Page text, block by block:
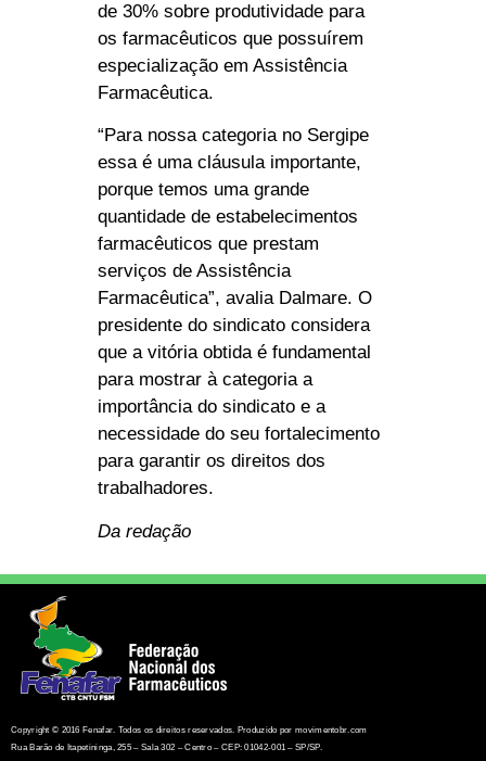
de 30% sobre produtividade para
os farmacêuticos que possuírem
especialização em Assistência
Farmacêutica.
“Para nossa categoria no Sergipe
essa é uma cláusula importante,
porque temos uma grande
quantidade de estabelecimentos
farmacêuticos que prestam
serviços de Assistência
Farmacêutica”, avalia Dalmare. O
presidente do sindicato considera
que a vitória obtida é fundamental
para mostrar à categoria a
importância do sindicato e a
necessidade do seu fortalecimento
para garantir os direitos dos
trabalhadores.
Da redação
Copyright © 2016 Fenafar. Todos os direitos reservados. Produzido por movimentobr.com
Rua Barão de Itapetininga, 255 – Sala 302 – Centro – CEP: 01042-001 – SP/SP.